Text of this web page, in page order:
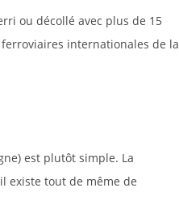
ou décollé avec plus de 15
internationales de la
est plutôt simple. La
existe tout de même de